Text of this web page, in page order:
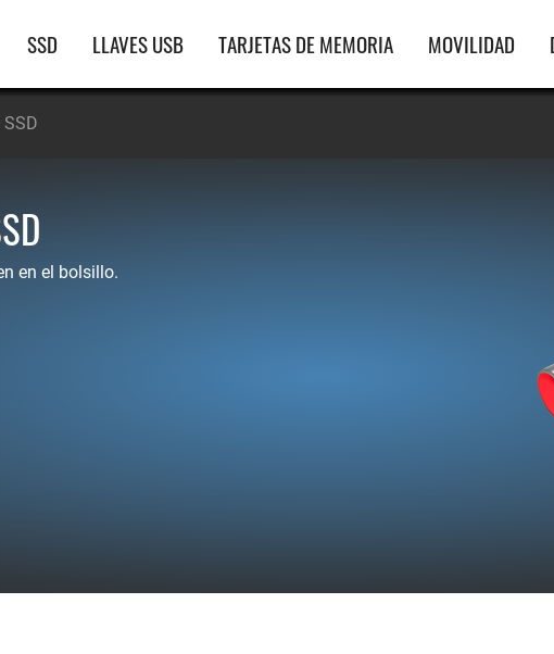
Navegación
principal
SSD LLAVES USB TARJETAS DE MEMORIA MOVILIDAD
en el bolsillo.